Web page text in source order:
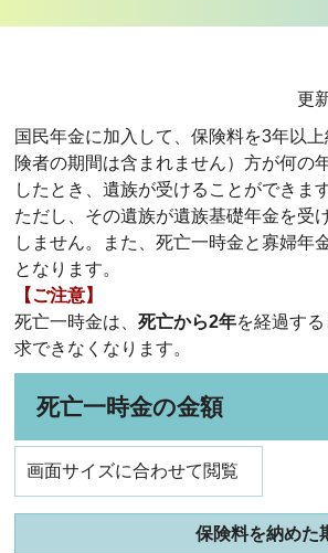
更
国民年金に加入して、保険料を3年以
険者の期間は含まれません）方が何の
したとき、遺族が受けることができます
ただし、その遺族が遺族基礎年金を受
しません。また、死亡一時金と寡婦年
となります。
【ご注意】
死亡一時金は、死亡から2年を経過す
求できなくなります。
死亡一時金の金額
画面サイズに合わせて閲覧
保険料を納めた